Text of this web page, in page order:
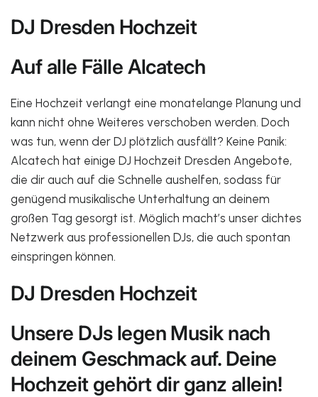
DJ Dresden Hochzeit
Auf alle Fälle Alcatech
Eine Hochzeit verlangt eine monatelange Planung und
kann nicht ohne Weiteres verschoben werden. Doch
was tun, wenn der DJ plötzlich ausfällt? Keine Panik:
Alcatech hat einige DJ Hochzeit Dresden Angebote,
die dir auch auf die Schnelle aushelfen, sodass für
genügend musikalische Unterhaltung an deinem
großen Tag gesorgt ist. Möglich macht’s unser dichtes
Netzwerk aus professionellen DJs, die auch spontan
einspringen können.
DJ Dresden Hochzeit
Unsere DJs legen Musik nach
deinem Geschmack auf. Deine
Hochzeit gehört dir ganz allein!